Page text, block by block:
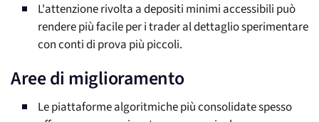
L'attenzione rivolta a depositi minimi accessibili può
rendere più facile per i trader al dettaglio sperimentare
con conti di prova più piccoli.
Aree di miglioramento
Le piattaforme algoritmiche più consolidate spesso